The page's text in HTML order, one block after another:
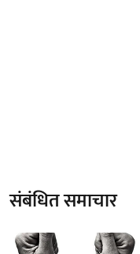
संबंधित समाचार